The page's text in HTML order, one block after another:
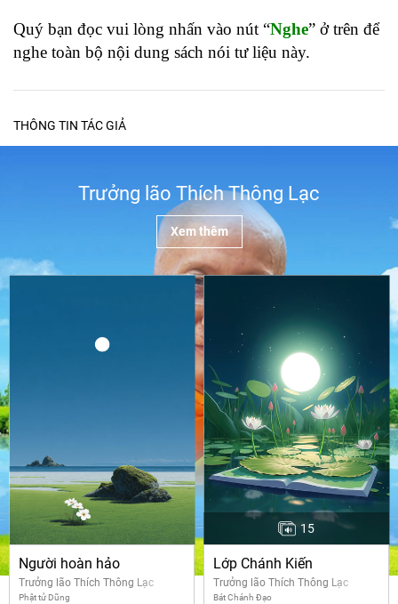
Quý bạn đọc vui lòng nhấn vào nút “Nghe” ở trên để
nghe toàn bộ nội dung sách nói tư liệu này.
THÔNG TIN TÁC GIẢ
Trưởng lão Thích Thông Lạc
Xem thêm
Người hoàn hảo
Trưởng lão Thích Thông Lạc
Phật tử Dũng
15
Lớp Chánh Kiến
Trưởng lão Thích Thông Lạc
Bát Chánh Đạo